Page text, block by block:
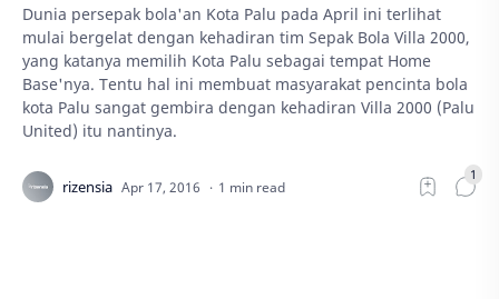
Dunia persepak bola'an Kota Palu pada April ini terlihat
mulai bergelat dengan kehadiran tim Sepak Bola Villa 2000,
yang katanya memilih Kota Palu sebagai tempat Home
Base'nya. Tentu hal ini membuat masyarakat pencinta bola
kota Palu sangat gembira dengan kehadiran Villa 2000 (Palu
United) itu nantinya.
1 min read